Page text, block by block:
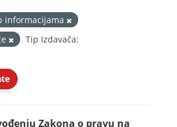
informacijama
Tip Izdavača:
Zakona o pravu na